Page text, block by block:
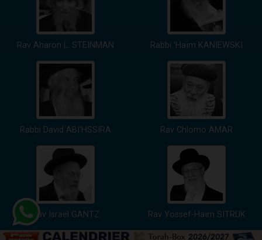
Rav Aharon L. STEINMAN Rabbi 'Haïm KANIEWSKI
Rabbi David ABI'HSSIRA Rav Chlomo AMAR
Rav Israël GANTZ Rav Yossef-Haïm SITRUK